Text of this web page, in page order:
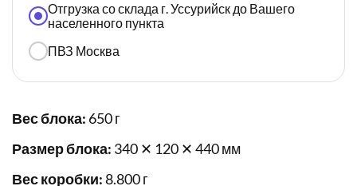
Отгрузка со склада г. Уссурийск до Вашего
населенного пункта
ПВЗ Москва
Вес блока: 650 г
Размер блока: 340 ✕ 120 ✕ 440 мм
Вес коробки:8.800 г